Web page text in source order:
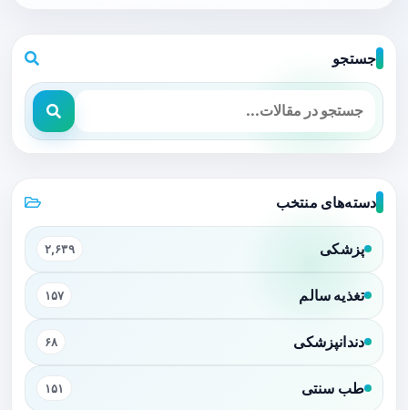
جستجو
دسته‌های منتخب
پزشکی ۲,۶۳۹
تغذیه سالم ۱۵۷
دندانپزشکی ۶۸
طب سنتی ۱۵۱